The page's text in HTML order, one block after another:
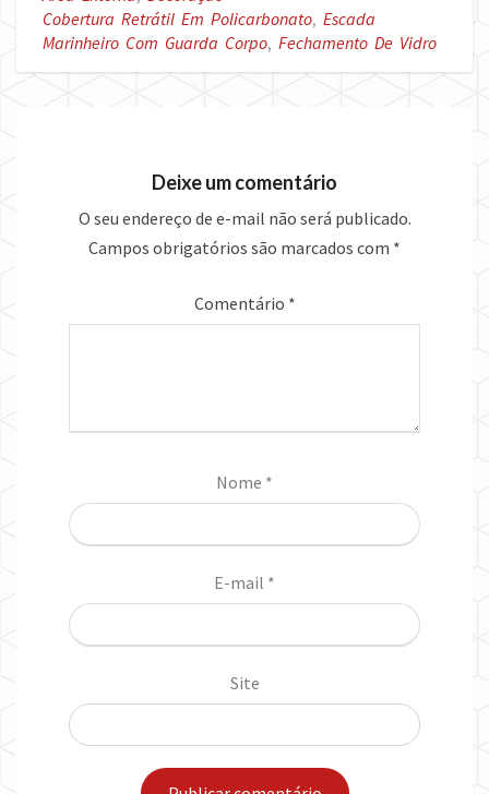
Cobertura Retrátil Em Policarbonato, Escada
Marinheiro Com Guarda Corpo, Fechamento De Vidro
Deixe um comentário
O seu endereço de e-mail não será publicado.
Campos obrigatórios são marcados com *
Comentário *
Nome *
E-mail *
Site